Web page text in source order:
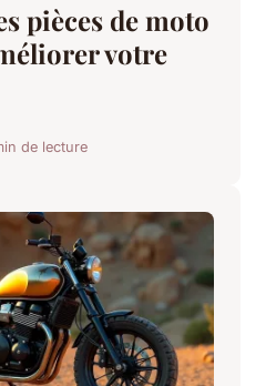
pièces de moto
votre
de lecture